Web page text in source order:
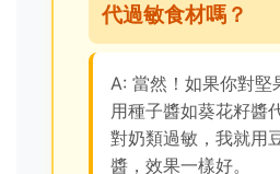
代過敏食材嗎？
A: 當然！如果你對堅
用種子醬如葵花籽醬
對奶類過敏，我就用
醬，效果一樣好。